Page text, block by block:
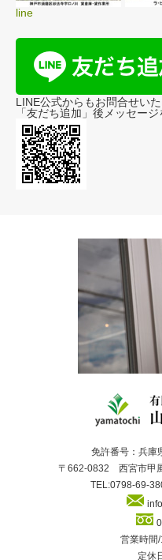
line
LINE公式からもお問合せいた
「友だち追加」後メッセージ
免許番号：兵庫
〒662-0832 西宮市甲
TEL:0798-69-
営業時間
定休